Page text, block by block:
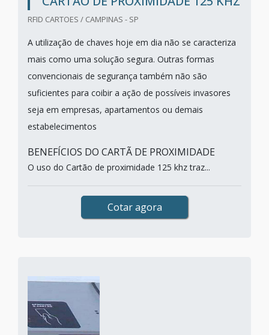
RFID CARTOES / CAMPINAS - SP
A utilização de chaves hoje em dia não se caracteriza
mais como uma solução segura. Outras formas
convencionais de segurança também não são
suficientes para coibir a ação de possíveis invasores
seja em empresas, apartamentos ou demais
estabelecimentos
BENEFÍCIOS DO CARTÃ DE PROXIMIDADE
O uso do Cartão de proximidade 125 khz traz...
Cotar agora